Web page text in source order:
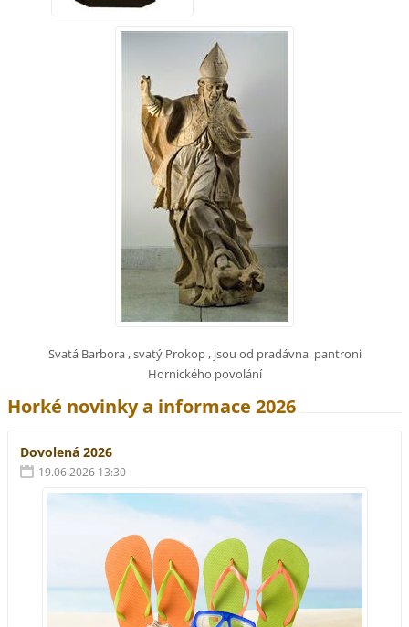
Svatá Barbora , svatý Prokop , jsou od pradávna pantroni
Hornického povolání
Horké novinky a informace 2026
Dovolená 2026
19.06.2026 13:30